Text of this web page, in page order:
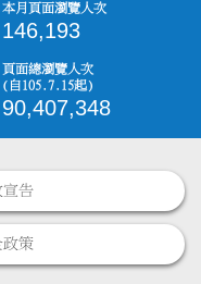
本月頁面瀏覽人次
146,193
頁面總瀏覽人次
(自105.7.15起)
90,407,348
宣告
政策